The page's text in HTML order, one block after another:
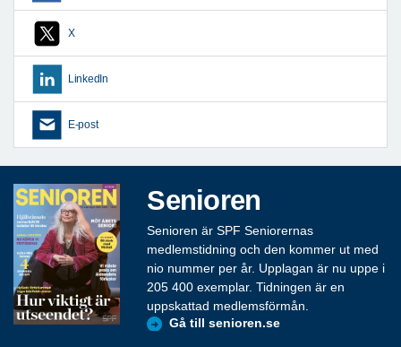
X
LinkedIn
E-post
Senioren
Senioren är SPF Seniorernas
medlemstidning och den kommer ut med
nio nummer per år. Upplagan är nu uppe i
205 400 exemplar. Tidningen är en
uppskattad medlemsförmån.
Gå till senioren.se